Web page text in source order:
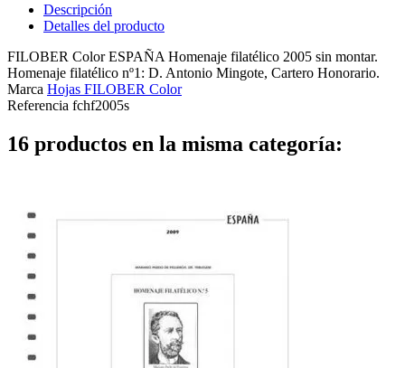
Descripción
Detalles del producto
FILOBER Color ESPAÑA Homenaje filatélico 2005 sin montar.
Homenaje filatélico nº1: D. Antonio Mingote, Cartero Honorario.
Marca Hojas FILOBER Color
Referencia fchf2005s
16 productos en la misma categoría: